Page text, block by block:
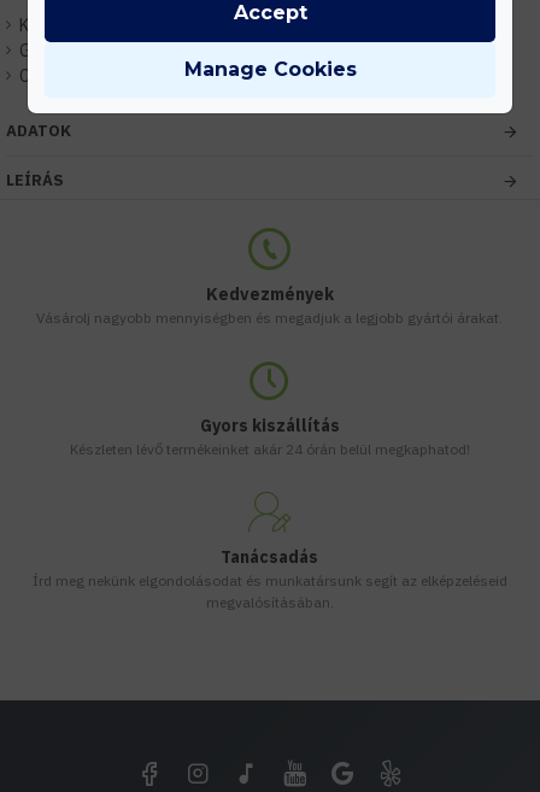
Készlet:
Gyártó:
Cikkszám:
ADATOK
LEÍRÁS
Kedvezmények
Vásárolj nagyobb mennyiségben és megadjuk a legjobb gyártói árakat.
Gyors kiszállítás
Készleten lévő termékeinket akár 24 órán belül megkaphatod!
Tanácsadás
Írd meg nekünk elgondolásodat és munkatársunk segít az elképzeléseid
megvalósításában.
Manage Cookies
Accept